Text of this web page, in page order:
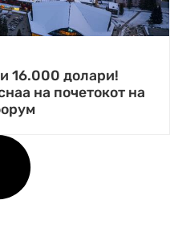
16.000 долари!
на почетокот на